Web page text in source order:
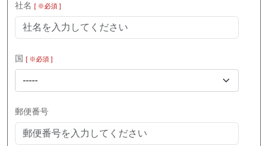
社名 [ ※必須 ]
国 [ ※必須 ]
-----
郵便番号